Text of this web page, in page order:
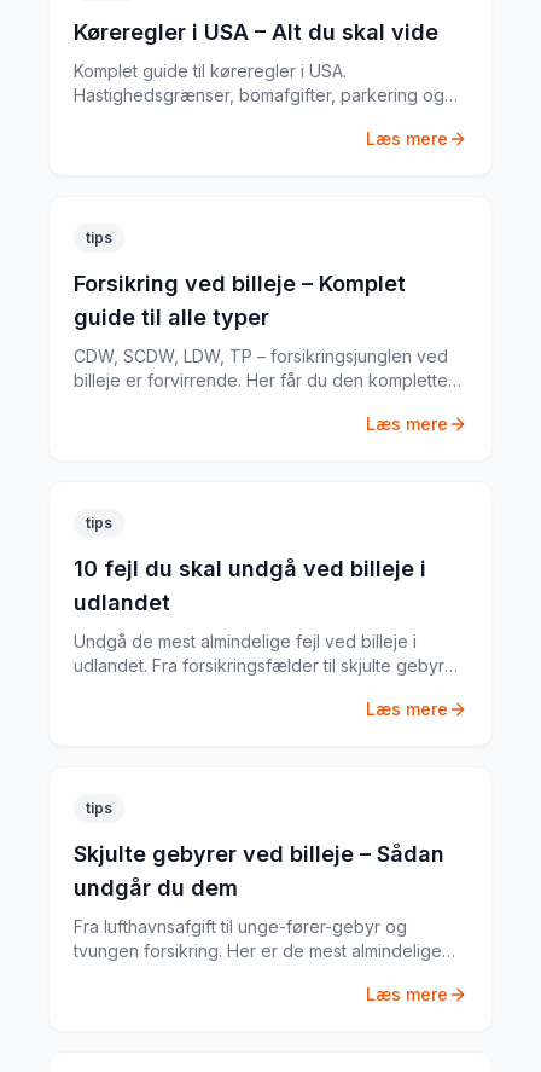
Køreregler i USA – Alt du skal vide
Komplet guide til køreregler i USA.
Hastighedsgrænser, bomafgifter, parkering og
Læs mere
tips
Forsikring ved billeje – Komplet
guide til alle typer
CDW, SCDW, LDW, TP – forsikringsjunglen ved
billeje er forvirrende. Her får du den komplette
Læs mere
tips
10 fejl du skal undgå ved billeje i
udlandet
Undgå de mest almindelige fejl ved billeje i
udlandet. Fra forsikringsfælder til skjulte gebyrer
Læs mere
tips
Skjulte gebyrer ved billeje – Sådan
undgår du dem
Fra lufthavnsafgift til unge-fører-gebyr og
tvungen forsikring. Her er de mest almindelige
Læs mere